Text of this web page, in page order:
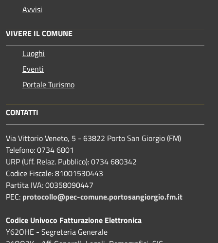
Avvisi
VIVERE IL COMUNE
Luoghi
Eventi
Portale Turismo
CONTATTI
Via Vittorio Veneto, 5 - 63822 Porto San Giorgio (FM)
Telefono: 0734 6801
URP (Uff. Relaz. Pubblico): 0734 680342
Codice Fiscale: 81001530443
Partita IVA: 00358090447
PEC: protocollo@pec-comune.portosangiorgio.fm.it
Codice Univoco Fatturazione Elettronica
Y62OHE - Segreteria Generale